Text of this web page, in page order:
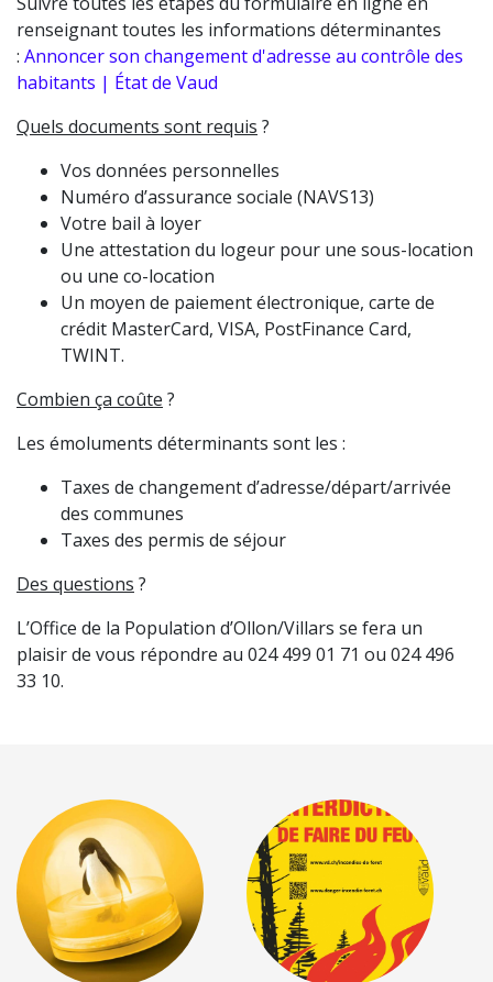
renseignant toutes les informations déterminantes
: Annoncer son changement d'adresse au contrôle des
habitants | État de Vaud
Quels documents sont requis ?
Vos données personnelles
Numéro d’assurance sociale (NAVS13)
Votre bail à loyer
Une attestation du logeur pour une sous-location
ou une co-location
Un moyen de paiement électronique, carte de
crédit MasterCard, VISA, PostFinance Card,
TWINT.
Combien ça coûte ?
Les émoluments déterminants sont les :
Taxes de changement d’adresse/départ/arrivée
des communes
Taxes des permis de séjour
Des questions ?
L’Office de la Population d’Ollon/Villars se fera un
plaisir de vous répondre au 024 499 01 71 ou 024 496
33 10.